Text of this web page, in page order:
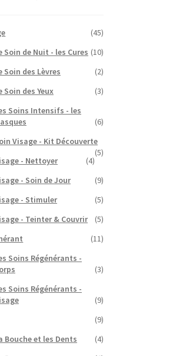
(45)
Soin de Nuit - les Cures (10)
Soin des Lèvres
(2)
Soin des Yeux
(3)
Soins Intensifs - les
(6)
Visage - Kit Découverte
(5)
- Nettoyer
(4)
- Soin de Jour
(9)
- Stimuler
(5)
- Teinter & Couvrir
(5)
(11)
Soins Régénérants -
(3)
Soins Régénérants -
(9)
(9)
Bouche et les Dents
(4)